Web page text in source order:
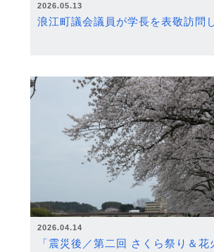
2026.05.13
浪江町議会議員が学長を表敬訪問
2026.04.14
「震災後／第二回 さくら祭り＆花